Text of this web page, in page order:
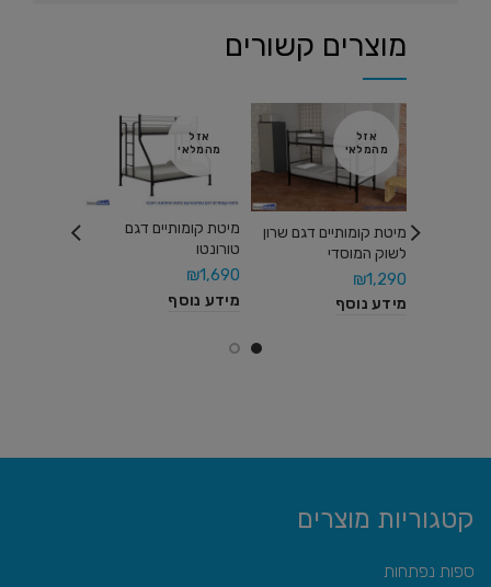
מוצרים קשורים
אזל
מהמלאי
מיטת קומותיים דגם שרון
לשוק המוסדי
₪1,290
מידע נוסף
אזל
מהמלאי
מיטת קומותיים דגם
טורונטו
₪1,690
מידע נוסף
מיטת
קטגוריות מוצרים
ספות נפתחות